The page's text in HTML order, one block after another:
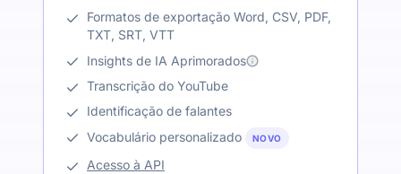
Formatos de exportação Word, CSV, PDF,
TXT, SRT, VTT
Insights de IA Aprimorados
Transcrição do YouTube
Identificação de falantes
Vocabulário personalizado
NOVO
Acesso à API